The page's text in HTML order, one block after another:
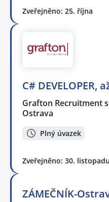
Zveřejněno: 25. října
C# DEVELOPER,
Grafton Recruitment
Ostrava
Plný úvazek
Zveřejněno: 30. listopadu
ZÁMEČNÍK-